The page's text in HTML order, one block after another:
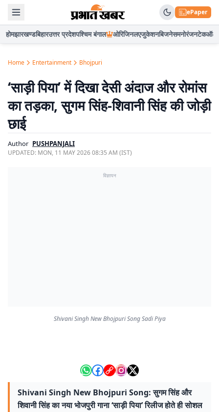
ePaper
होमझारखण्डबिहारउत्तर प्रदेशपश्चिम बंगाल ओरिजिनलएजुकेशनबिजनेसमनोरंजनटेकऑटो
Home Entertainment Bhojpuri
‘साड़ी पिया’ में दिखा देसी अंदाज और रोमांस
का तड़का, सुगम सिंह-शिवानी सिंह की जोड़ी
छाई
Author PUSHPANJALI
UPDATED: MON, 11 MAY 2026 08:35 AM (IST)
विज्ञापन
Shivani Singh New Bhojpuri Song Sadi Piya
Shivani Singh New Bhojpuri Song: सुगम सिंह और
शिवानी सिंह का नया भोजपुरी गाना ‘साड़ी पिया’ रिलीज होते ही सोशल